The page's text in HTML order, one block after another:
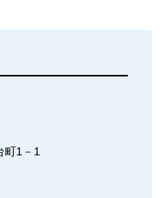
町1－1